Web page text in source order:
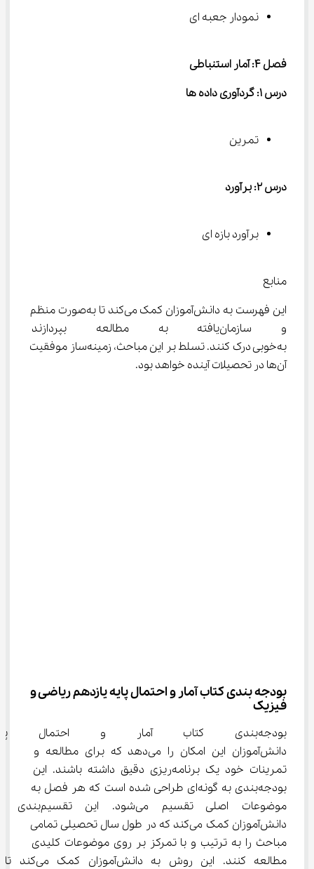
نمودار جعبه ای
فصل ۴: آمار استنباطی
درس ۱: گردآوری داده ها
تمرین
درس ۲: برآورد
برآورد بازه ای
منابع
این فهرست به دانش‌آموزان کمک می‌کند تا به‌صورت منظم
و سازمان‌یافته به مطالعه
به‌خوبی درک کنند. تسلط بر این مباحث، زمینه‌ساز موفقیت
آن‌ها در تحصیلات آینده خواهد بود.
بودجه بندی کتاب آمار و احتمال پایه یازدهم ریاضی و
فیزیک
بودجه‌بندی کتاب آمار و احتمال
دانش‌آموزان این امکان را می‌دهد که برای مطالعه و
تمرینات خود یک برنامه‌ریزی دقیق داشته باشند. این
بودجه‌بندی به گونه‌ای طراحی شده است که هر فصل به
موضوعات اصلی تقسیم می‌شود. این
دانش‌آموزان کمک می‌کند که در طول سال تحصیلی تمامی
مباحث را به ترتیب و با تمرکز بر روی موضوعات کلیدی
مطالعه کنند. این روش به دانش‌آموزان کمک می‌کند تا